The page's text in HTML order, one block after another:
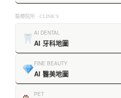
醫療院所 · CLINICS
AI DENTAL
AI 牙科地圖
FINE BEAUTY
AI 醫美地圖
PET